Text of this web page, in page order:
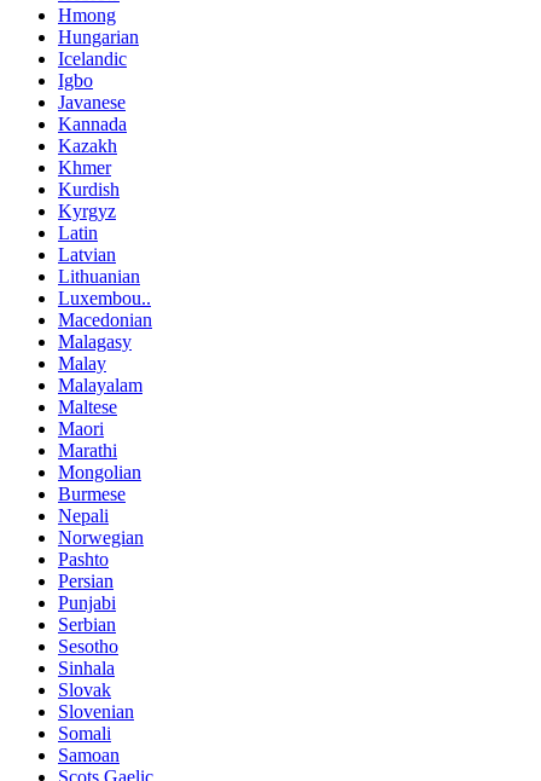
Hmong
Hungarian
Icelandic
Igbo
Javanese
Kannada
Kazakh
Khmer
Kurdish
Kyrgyz
Latin
Latvian
Lithuanian
Luxembou..
Macedonian
Malagasy
Malay
Malayalam
Maltese
Maori
Marathi
Mongolian
Burmese
Nepali
Norwegian
Pashto
Persian
Punjabi
Serbian
Sesotho
Sinhala
Slovak
Slovenian
Somali
Samoan